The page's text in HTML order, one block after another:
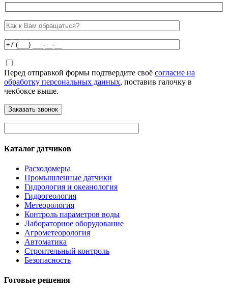
Перед отправкой формы подтвердите своё согласие на
обработку персональных данных, поставив галочку в
чекбоксе выше.
Каталог датчиков
Расходомеры
Промышленные датчики
Гидрология и океанология
Гидрогеология
Метеорология
Контроль параметров воды
Лабораторное оборудование
Агрометеорология
Автоматика
Строительный контроль
Безопасность
Готовые решения